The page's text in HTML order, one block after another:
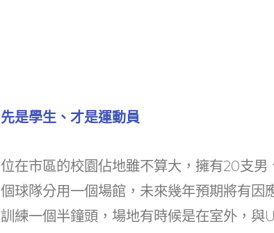
先是學生、才是運動員
位在市區的校園佔地雖不算大，擁有20支
個球隊分用一個場館，未來幾年預期將有因
訓練一個半鐘頭，場地有時候是在室外，與